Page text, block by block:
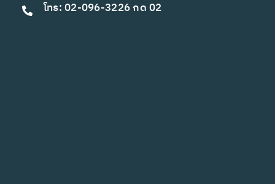
โทร: 02-096-3226 กด 02